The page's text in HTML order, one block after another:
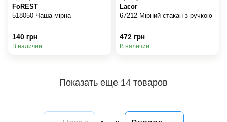
FoREST
518050 Чаша мірна
140 грн
В наличии
Lacor
67212 Мірний стакан з ручкою
472 грн
В наличии
Показать еще 14 товаров